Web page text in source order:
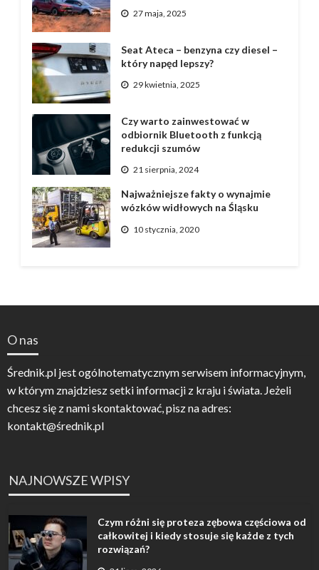
27 maja, 2025
Seat Ateca – benzyna czy diesel –
który napęd lepszy?
29 kwietnia, 2025
Czy warto zainwestować w
odbiornik Bluetooth z funkcją
redukcji szumów
21 sierpnia, 2024
Najważniejsze fakty o wynajmie
wózków widłowych na Śląsku
10 stycznia, 2020
O nas
Średnik.pl jest ogólnotematycznym serwisem informacyjnym,
w którym znajdziesz setki informacji z kraju i świata. Jeżeli
chcesz się z nami skontaktować, pisz na adres:
kontakt@średnik.pl
NAJNOWSZE WPISY
Czym różni się proteza zębowa częściowa od
całkowitej i kiedy stosuje się każde z tych
rozwiązań?